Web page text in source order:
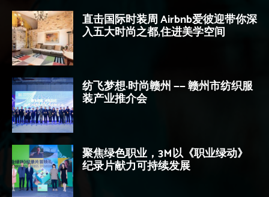
直击国际时装周 Airbnb爱彼迎带你深
入五大时尚之都,住进美学空间
纺飞梦想·时尚赣州 —— 赣州市纺织服
装产业推介会
聚焦绿色职业，3M以《职业绿动》
纪录片献力可持续发展